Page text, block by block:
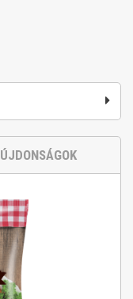
ÚJDONSÁGOK